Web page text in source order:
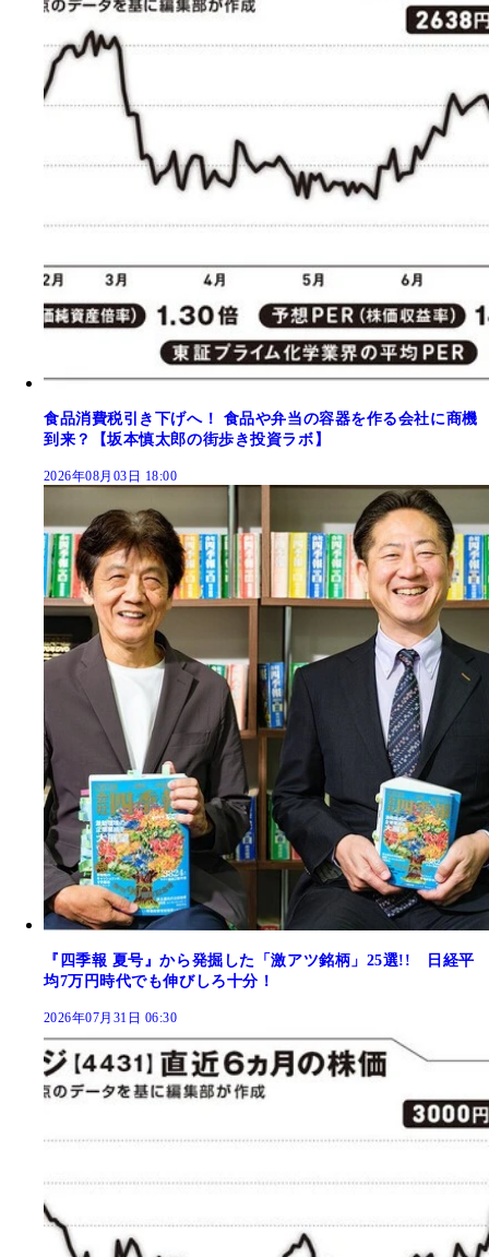
食品消費税引き下げへ！ 食品や弁当の容器を作る会社に商機
到来？【坂本慎太郎の街歩き投資ラボ】
2026年08月03日 18:00
『四季報 夏号』から発掘した「激アツ銘柄」25選!! 日経平
均7万円時代でも伸びしろ十分！
2026年07月31日 06:30